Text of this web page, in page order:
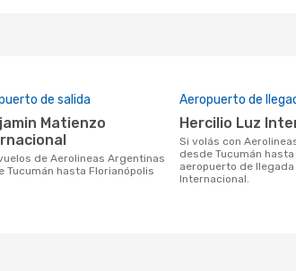
de salida
Tucumán hasta Florianópolis
Aeropuerto de
Hercilio Luz
Si volás con Aerolineas Argentinas
desde Tucumán
aeropuerto de
Internacional.